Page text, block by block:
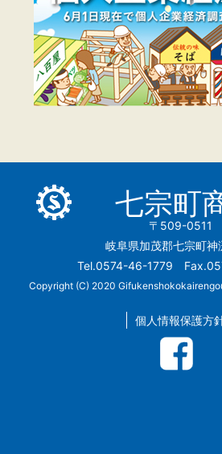
七宗町
〒509-0511
岐阜県加茂郡七宗町神
Tel.0574-46-1779
Copyright (C) 2020
個人情報保護方